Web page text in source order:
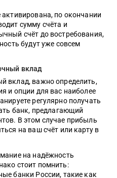
по окончании
сумму счёта и
счёт до востребования,
будут уже совсем
вклад
вклад, важно определить,
и опции для вас наиболее
регулярно получать
банк, предлагающий
В этом случае прибыль
на ваш счёт или карту в
на надёжность
стоит помнить:
банки России, такие как